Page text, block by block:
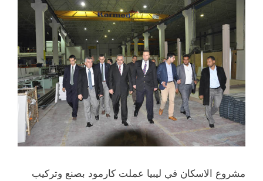
مشروع الاسكان في ليبيا عملت كارمود بصنع وتركيب